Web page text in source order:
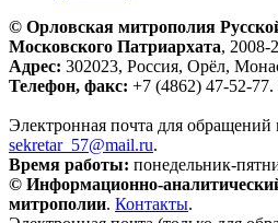
© Орловская митрополия
Московского Патриархата, 2008-
Адрес: 302023, Россия, Орёл,
Телефон, факс: +7 (4862) 47-52-77.
Электронная почта для обращений
sekretar_57@mail.ru.
Время работы: понедельник-
© Информационно-
митрополии. Контакты.